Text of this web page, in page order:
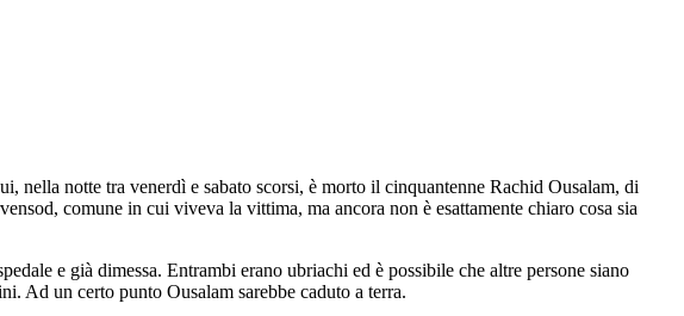
nella notte tra venerdì e sabato scorsi, è morto il cinquantenne Rachid Ousalam, di
comune in cui viveva la vittima, ma ancora non è esattamente chiaro cosa sia
e già dimessa. Entrambi erano ubriachi ed è possibile che altre persone siano
Ad un certo punto Ousalam sarebbe caduto a terra.